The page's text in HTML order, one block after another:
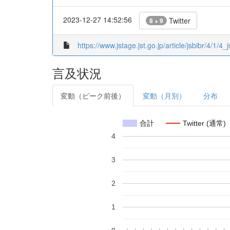
2023-12-27 14:52:56 8 + 9 Twitter
https://www.jstage.jst.go.jp/article/jsbibr/4/1/
言及状況
変動（ピーク前後） 変動（月別） 分布
合計 Twitter (通常)
1
2
3
4